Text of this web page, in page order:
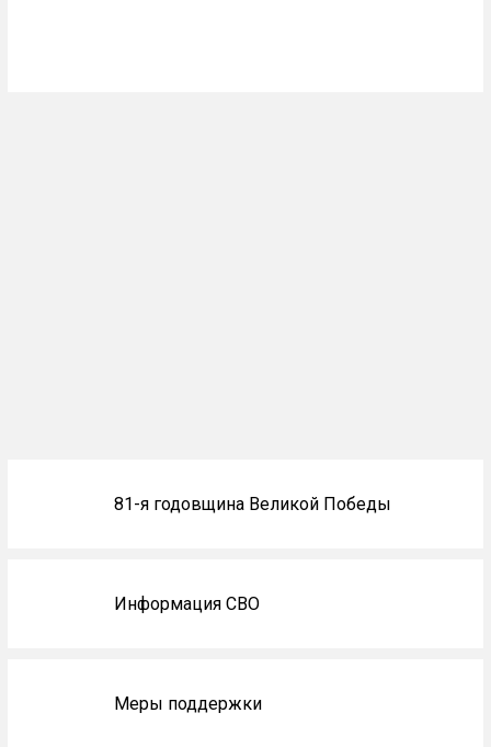
81-я годовщина Великой Победы
Информация СВО
Меры поддержки